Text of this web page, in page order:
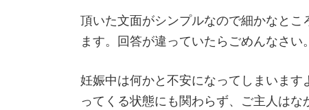
頂いた文面がシンプルなので細かなと
ます。回答が違っていたらごめんなさい。
妊娠中は何かと不安になってしまいま
ってくる状態にも関わらず、ご主人は